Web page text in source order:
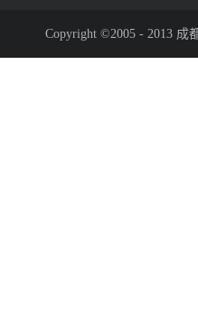
Copyright ©2005 - 2013 成